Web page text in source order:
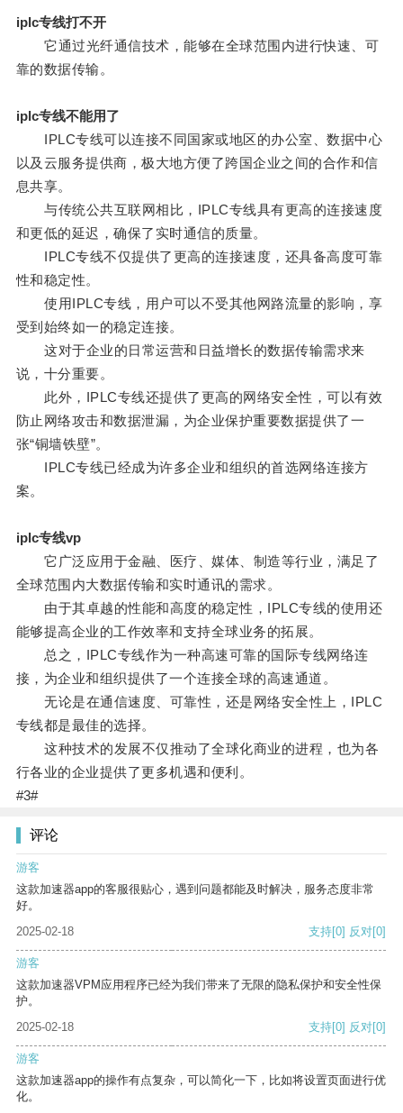
iplc专线打不开
它通过光纤通信技术，能够在全球范围内进行快速、可
靠的数据传输。
iplc专线不能用了
IPLC专线可以连接不同国家或地区的办公室、数据中心
以及云服务提供商，极大地方便了跨国企业之间的合作和信
息共享。
与传统公共互联网相比，IPLC专线具有更高的连接速度
和更低的延迟，确保了实时通信的质量。
IPLC专线不仅提供了更高的连接速度，还具备高度可靠
性和稳定性。
使用IPLC专线，用户可以不受其他网路流量的影响，享
受到始终如一的稳定连接。
这对于企业的日常运营和日益增长的数据传输需求来
说，十分重要。
此外，IPLC专线还提供了更高的网络安全性，可以有效
防止网络攻击和数据泄漏，为企业保护重要数据提供了一
张“铜墙铁壁”。
IPLC专线已经成为许多企业和组织的首选网络连接方
案。
iplc专线vp
它广泛应用于金融、医疗、媒体、制造等行业，满足了
全球范围内大数据传输和实时通讯的需求。
由于其卓越的性能和高度的稳定性，IPLC专线的使用还
能够提高企业的工作效率和支持全球业务的拓展。
总之，IPLC专线作为一种高速可靠的国际专线网络连
接，为企业和组织提供了一个连接全球的高速通道。
无论是在通信速度、可靠性，还是网络安全性上，IPLC
专线都是最佳的选择。
这种技术的发展不仅推动了全球化商业的进程，也为各
行各业的企业提供了更多机遇和便利。
#3#
评论
游客
这款加速器app的客服很贴心，遇到问题都能及时解决，服务态度非常
好。
2025-02-18
支持[0] 反对[0]
游客
这款加速器VPM应用程序已经为我们带来了无限的隐私保护和安全性保
护。
2025-02-18
支持[0] 反对[0]
游客
这款加速器app的操作有点复杂，可以简化一下，比如将设置页面进行优
化。